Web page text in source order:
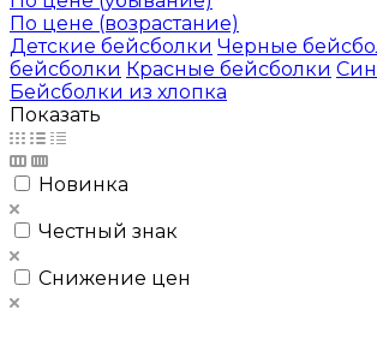
По цене (возрастание)
Детские бейсболки Черные
бейсболки Красные бейсболки
Бейсболки из хлопка
Показать
Новинка
Честный знак
Снижение цен